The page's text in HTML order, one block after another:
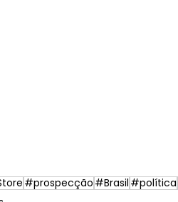
#prospecção #Brasil #política